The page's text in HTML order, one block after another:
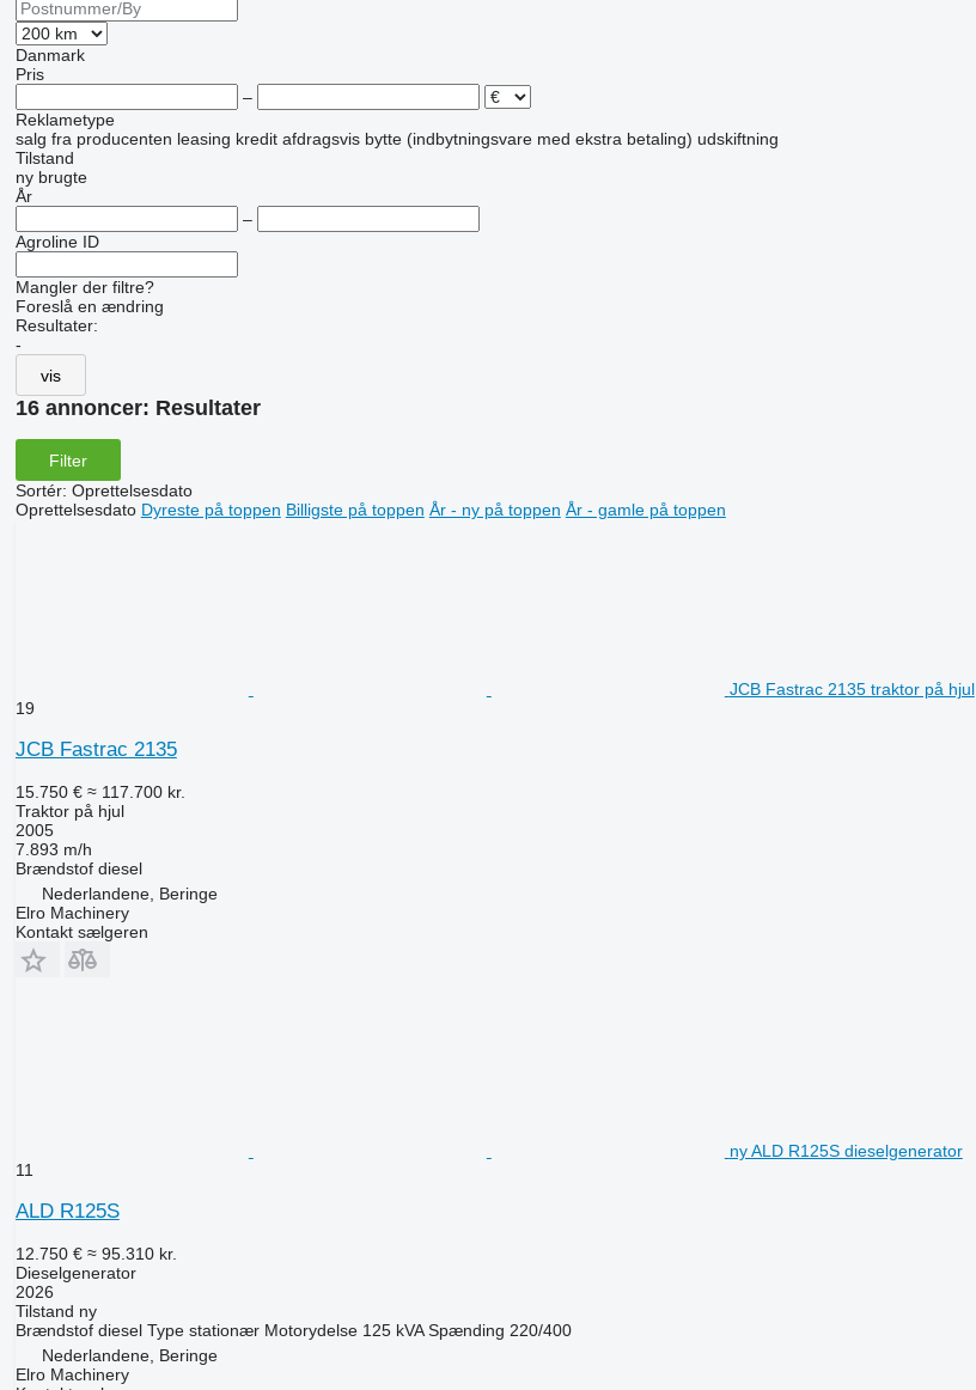
Danmark
Pris
–
Reklametype
salg fra producenten leasing kredit afdragsvis bytte (indbytningsvare med ekstra betaling) udskiftning
Tilstand
ny brugte
År
–
Agroline ID
Mangler der filtre?
Foreslå en ændring
Resultater:
-
vis
16 annoncer: Resultater
Filter
Sortér: Oprettelsesdato
Oprettelsesdato Dyreste på toppen Billigste på toppen År - ny på toppen År - gamle på toppen
JCB Fastrac 2135 traktor på hjul
19
JCB Fastrac 2135
15.750 € ≈ 117.700 kr.
Traktor på hjul
2005
7.893 m/h
Brændstof diesel
Nederlandene, Beringe
Elro Machinery
Kontakt sælgeren
ny ALD R125S dieselgenerator
11
ALD R125S
12.750 € ≈ 95.310 kr.
Dieselgenerator
2026
Tilstand ny
Brændstof diesel Type stationær Motorydelse 125 kVA Spænding 220/400
Nederlandene, Beringe
Elro Machinery